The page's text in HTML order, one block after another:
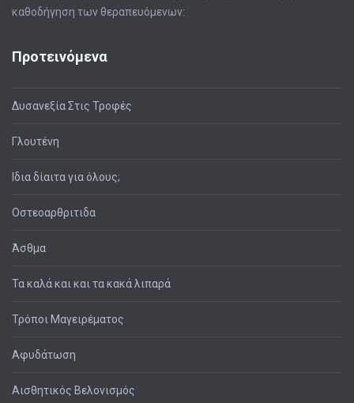
καθοδήγηση των θεραπευόμενων:
Προτεινόμενα
Δυσανεξία Στις Τροφές
Γλουτένη
Ιδια δίαιτα για όλους;
Οστεοαρθριτιδα
Άσθμα
Τα καλά και και τα κακά λιπαρά
Τρόποι Μαγειρέματος
Αφυδάτωση
Αισθητικός Βελονισμός